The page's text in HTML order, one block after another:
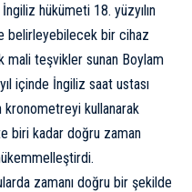
hükümeti 18. yüzyılın
belirleyebilecek bir cihaz
teşvikler sunan Boylam
içinde İngiliz saat ustası
kronometreyi kullanarak
biri kadar doğru zaman
zamanı doğru bir şekilde